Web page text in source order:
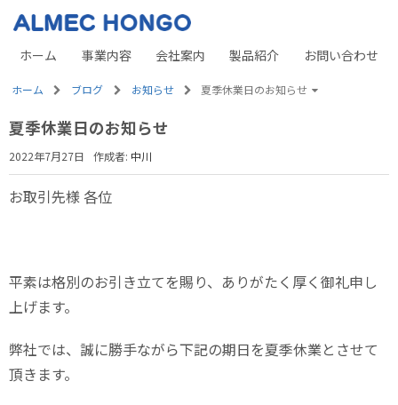
ホーム 事業内容 会社案内 製品紹介 お問い合わせ
ホーム ブログ お知らせ 夏季休業日のお知らせ
夏季休業日のお知らせ
2022年7月27日 作成者: 中川
お取引先様 各位
平素は格別のお引き立てを賜り、ありがたく厚く御礼申し
上げます。
弊社では、誠に勝手ながら下記の期日を夏季休業とさせて
頂きます。